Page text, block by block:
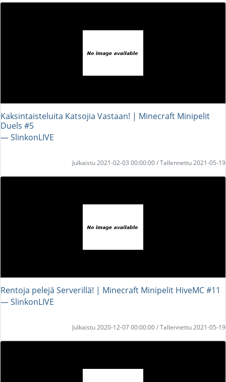
Kaksintaisteluita Katsojia Vastaan! | Minecraft Minipelit
Duels #5
― SlinkonLIVE
Julkaistu 2021-02-03 00:00:00 / Tallennettu 2021-05-19
Rentoja pelejä Serverillä! | Minecraft Minipelit HiveMC #11
― SlinkonLIVE
Julkaistu 2020-12-07 00:00:00 / Tallennettu 2021-05-19